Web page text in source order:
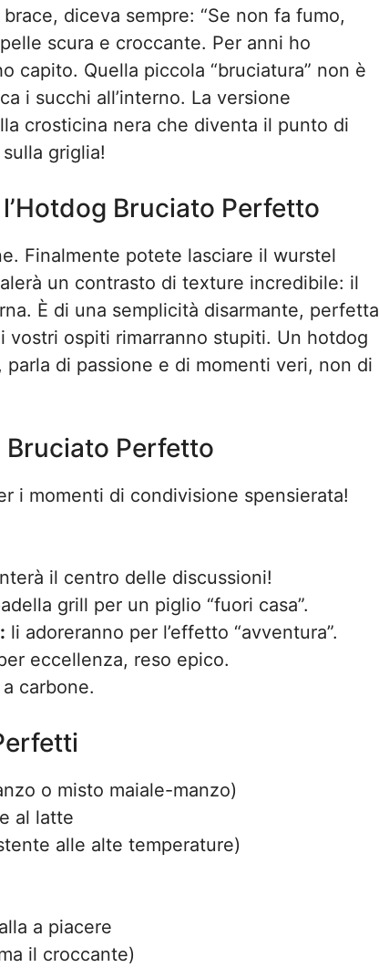
diceva sempre: “Se non fa fumo,
scura e croccante. Per anni ho
capito. Quella piccola “bruciatura” non è
i succhi all’interno. La versione
crosticina nera che diventa il punto di
griglia!
Bruciato Perfetto
Finalmente potete lasciare il wurstel
un contrasto di texture incredibile: il
È di una semplicità disarmante, perfetta
vostri ospiti rimarranno stupiti. Un hotdog
di passione e di momenti veri, non di
Perfetto
i momenti di condivisione spensierata!
il centro delle discussioni!
grill per un piglio “fuori casa”.
li adoreranno per l’effetto “avventura”.
eccellenza, reso epico.
carbone.
o misto maiale-manzo)
al latte
alle alte temperature)
a piacere
il croccante)